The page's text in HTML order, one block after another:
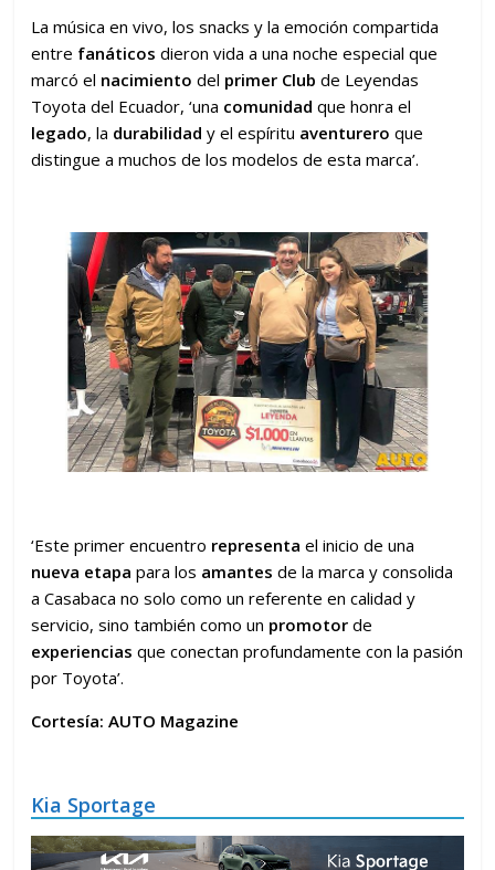
La música en vivo, los snacks y la emoción compartida
entre fanáticos dieron vida a una noche especial que
marcó el nacimientodel primer Clubde Leyendas
Toyota del Ecuador, ‘una comunidad que honra el
legado, la durabilidad y el espíritu aventurero que
distingue a muchos de los modelos de esta marca’.
‘Este primer encuentro representa el inicio de una
nueva etapa para los amantes de la marca y consolida
a Casabaca no solo como un referente en calidad y
servicio, sino también como un promotor de
experiencias que conectan profundamente con la pasión
por Toyota’.
Cortesía: AUTO Magazine
Kia Sportage